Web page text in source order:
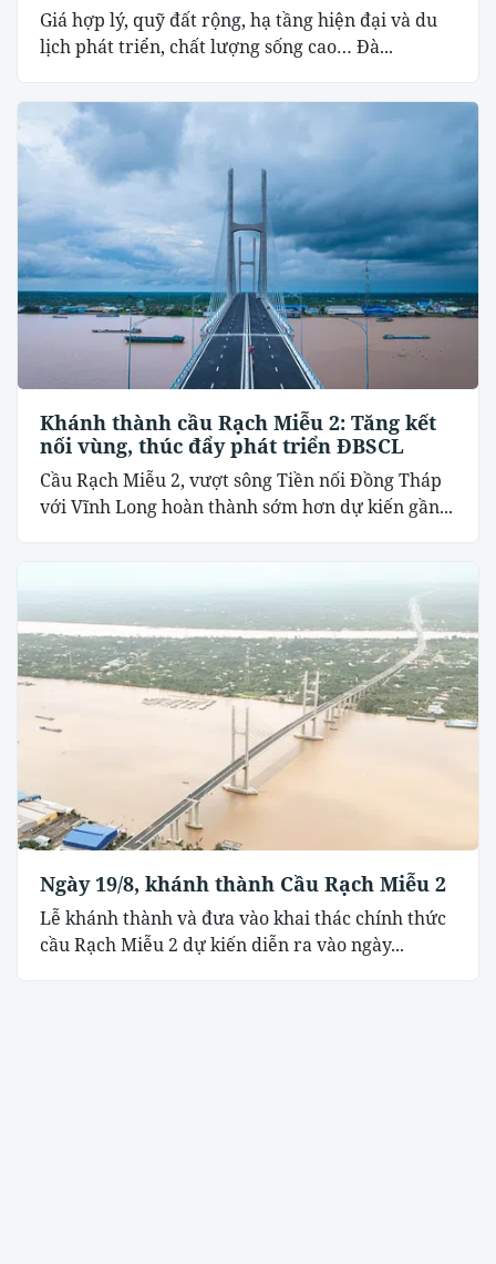
Giá hợp lý, quỹ đất rộng, hạ tầng hiện đại và du
lịch phát triển, chất lượng sống cao… Đà...
Khánh thành cầu Rạch Miễu 2: Tăng kết
nối vùng, thúc đẩy phát triển ĐBSCL
Cầu Rạch Miễu 2, vượt sông Tiền nối Đồng Tháp
với Vĩnh Long hoàn thành sớm hơn dự kiến gần...
Ngày 19/8, khánh thành Cầu Rạch Miễu 2
Lễ khánh thành và đưa vào khai thác chính thức
cầu Rạch Miễu 2 dự kiến diễn ra vào ngày...